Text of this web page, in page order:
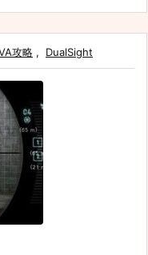
攻略 , DualSight